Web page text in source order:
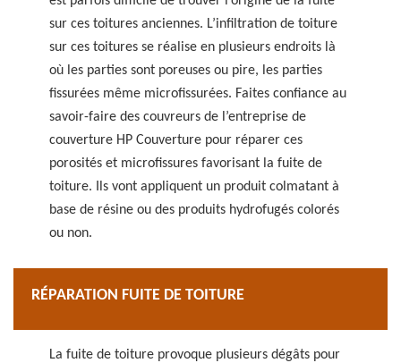
sur ces toitures anciennes. L’infiltration de toiture
sur ces toitures se réalise en plusieurs endroits là
où les parties sont poreuses ou pire, les parties
fissurées même microfissurées. Faites confiance au
savoir-faire des couvreurs de l’entreprise de
couverture HP Couverture pour réparer ces
porosités et microfissures favorisant la fuite de
toiture. Ils vont appliquent un produit colmatant à
base de résine ou des produits hydrofugés colorés
ou non.
RÉPARATION FUITE DE TOITURE
La fuite de toiture provoque plusieurs dégâts pour